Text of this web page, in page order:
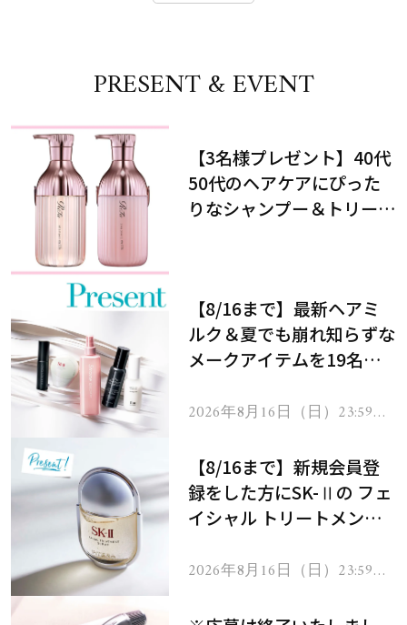
PRESENT & EVENT
【3名様プレゼント】40代
50代のヘアケアにぴった
りなシャンプー＆トリート
【8/16まで】最新ヘアミ
ルク＆夏でも崩れ知らずな
メークアイテムを19名様
2026年8月16日（日）23:59ま
【8/16まで】新規会員登
録をした方にSK-Ⅱの フェ
イシャル トリートメント
2026年8月16日（日）23:59ま